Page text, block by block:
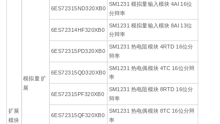
扩展
模块
模拟量 扩
展
6ES72315ND320XB0
SM1231 模拟量输入模块 4AI 16位
分辩率
6ES72314HF320XB0
SM1231 模拟量输入模块 8AI 13位
分辩率
6ES72315PD320XB0
SM1231 热电阻模块 4RTD 16位分
辩率
6ES72315QD320XB0
SM1231 热电偶模块 4TC 16位分辩
率
6ES72315PF320XB0
SM1231 热电阻模块 8RTD 16位分
辩率
6ES72315QF320XB0
SM1231 热电偶模块 8TC 16位分辩
率